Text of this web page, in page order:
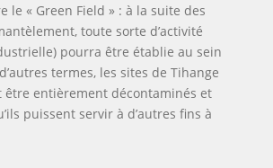
le « Green Field » : à la suite des
toute sorte d’activité
pourra être établie au sein
termes, les sites de Tihange
être entièrement décontaminés et
puissent servir à d’autres fins à